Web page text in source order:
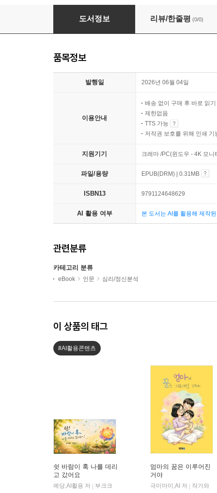
몰라도 되지만 궁금한 심리학
도서정보 리뷰/한줄평 (0/0)
품목정보
발행일 2026년 06월 04일
이용안내
배송 없이 구매 후 바로 읽기
제한없음
TTS 가능
저작권 보호를 위해 인쇄 기
지원기기 크레마 /PC(윈도우 - 4K 모
파일/용량 EPUB(DRM) | 0.31MB
ISBN13 9791124648629
AI 활용 여부 본 도서는 AI를 활용해 제작
관련분류
카테고리 분류
eBook 인문 심리/정신분석
이 상품의 태그
#AI활용콘텐츠
쉿 바람이 훅 나를 데리
고 갔어요
예당,AI활용 저 | 부크크
엄마의 꿈은 이루어진
거야
극미마미,AI 저 | 작가와